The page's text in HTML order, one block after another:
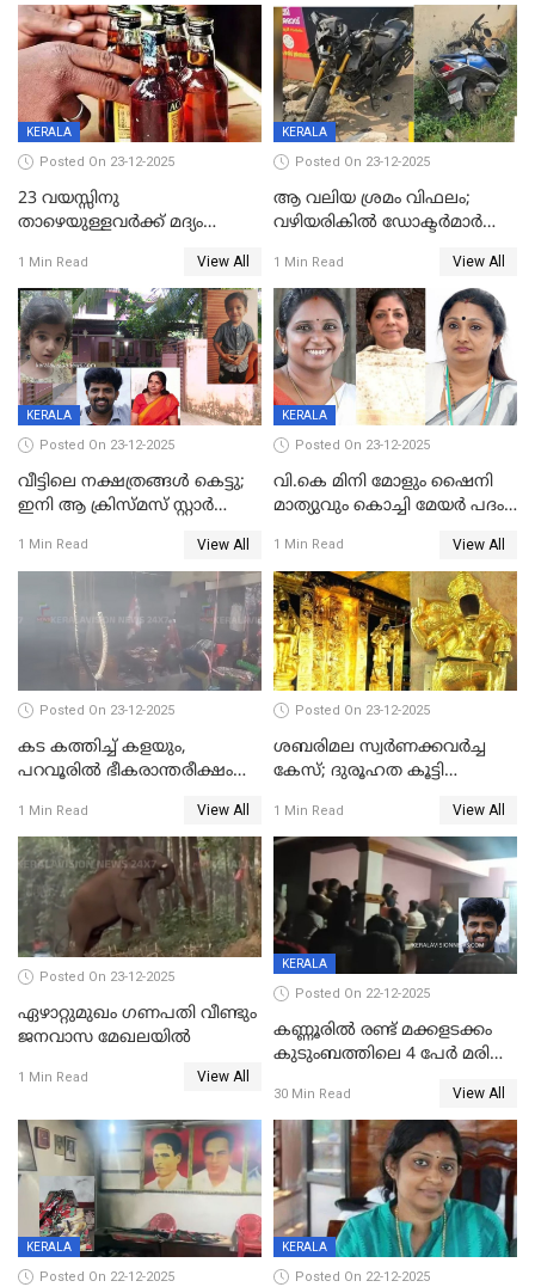
പിഴയും ശിക്ഷ
കമ്മിറ്റി കൂടിയില്ല';
അതൃപ്തിയുമായി ദീപ്തി മേരി
വർഗീസ്
KERALA
Posted On 23-12-2025
23 വയസ്സിനു
താഴെയുള്ളവർക്ക് മദ്യം
നടപടി;സ്ഥാപനങ്ങൾക്കെതിരെ
രണ്ട് കേസുകൾ
1 Min Read View All
KERALA
Posted On 23-12-2025
ആ വലിയ ശ്രമം വിഫലം;
വഴിയരികില്‍ ‌ഡോക്ടര്‍മാര്‍
മരണത്തിന് കീഴടങ്ങി
1 Min Read View All
KERALA
Posted On 23-12-2025
വീട്ടിലെ നക്ഷത്രങ്ങൾ കെട്ടു;
ഇനി ആ ക്രിസ്മസ് സ്റ്റാർ
വേണ്ടിയുള്ള
പിടിവലിക്കിടയിൽ
അപ്പൂപ്പനെതിരെ പോക്സോ
കേസ് ഒടുവിൽ 4 ജീവനുകൾ
പൊലിഞ്ഞു
1 Min Read View All
KERALA
Posted On 23-12-2025
വി.കെ മിനി മോളും ഷൈനി
മാത്യുവും കൊച്ചി മേയർ പദം
മേയറാകില്ല
1 Min Read View All
Posted On 23-12-2025
കട കത്തിച്ച് കളയും,
പറവൂരില്‍ ഭീകരാന്തരീക്ഷം
1 Min Read View All
Posted On 23-12-2025
ശബരിമല സ്വര്‍ണക്കവര്‍ച്ച
കേസ്; ദുരൂഹത കൂട്ടി
1 Min Read View All
Posted On 23-12-2025
ഏഴാറ്റുമുഖം ഗണപതി വീണ്ടും
ജനവാസ മേഖലയിൽ
1 Min Read View All
KERALA
Posted On 22-12-2025
കണ്ണൂരിൽ രണ്ട് മക്കളടക്കം
കുടുംബത്തിലെ 4 പേർ മരിച്ച
30 Min Read View All
KERALA
Posted On 22-12-2025
KERALA
Posted On 22-12-2025